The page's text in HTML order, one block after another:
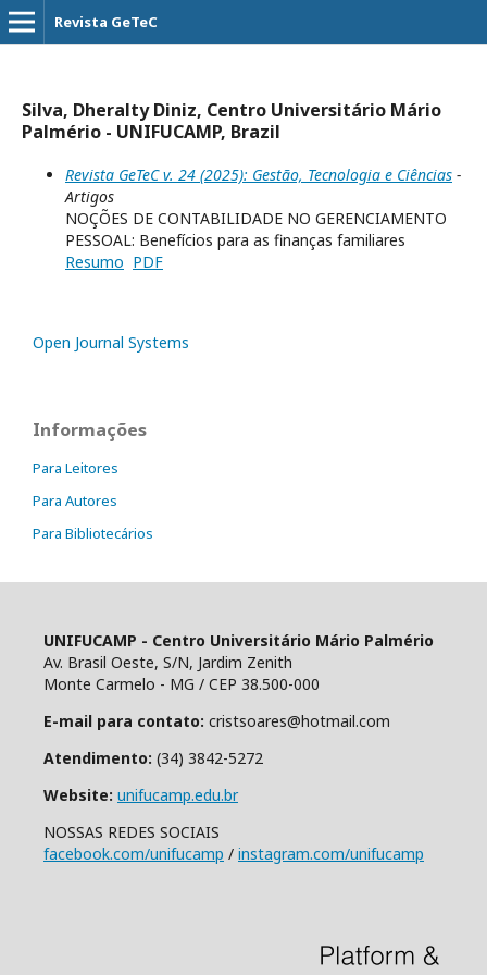
Revista GeTeC
Silva, Dheralty Diniz, Centro Universitário Mário
Palmério - UNIFUCAMP, Brazil
Revista GeTeC v. 24 (2025): Gestão, Tecnologia e Ciências -
Artigos
NOÇÕES DE CONTABILIDADE NO GERENCIAMENTO
PESSOAL: Benefícios para as finanças familiares
Resumo PDF
Open Journal Systems
Informações
Para Leitores
Para Autores
Para Bibliotecários
UNIFUCAMP - Centro Universitário Mário Palmério
Av. Brasil Oeste, S/N, Jardim Zenith
Monte Carmelo - MG / CEP 38.500-000
E-mail para contato: cristsoares@hotmail.com
Atendimento: (34) 3842-5272
Website: unifucamp.edu.br
NOSSAS REDES SOCIAIS
facebook.com/unifucamp / instagram.com/unifucamp